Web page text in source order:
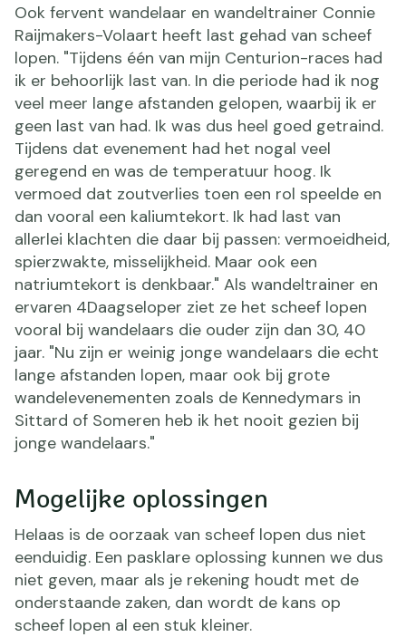
Ook fervent wandelaar en wandeltrainer Connie
Raijmakers-Volaart heeft last gehad van scheef
lopen. "Tijdens één van mijn Centurion-races had
ik er behoorlijk last van. In die periode had ik nog
veel meer lange afstanden gelopen, waarbij ik er
geen last van had. Ik was dus heel goed getraind.
Tijdens dat evenement had het nogal veel
geregend en was de temperatuur hoog. Ik
vermoed dat zoutverlies toen een rol speelde en
dan vooral een kaliumtekort. Ik had last van
allerlei klachten die daar bij passen: vermoeidheid,
spierzwakte, misselijkheid. Maar ook een
natriumtekort is denkbaar." Als wandeltrainer en
ervaren 4Daagseloper ziet ze het scheef lopen
vooral bij wandelaars die ouder zijn dan 30, 40
jaar. "Nu zijn er weinig jonge wandelaars die echt
lange afstanden lopen, maar ook bij grote
wandelevenementen zoals de Kennedymars in
Sittard of Someren heb ik het nooit gezien bij
jonge wandelaars."
Mogelijke oplossingen
Helaas is de oorzaak van scheef lopen dus niet
eenduidig. Een pasklare oplossing kunnen we dus
niet geven, maar als je rekening houdt met de
onderstaande zaken, dan wordt de kans op
scheef lopen al een stuk kleiner.